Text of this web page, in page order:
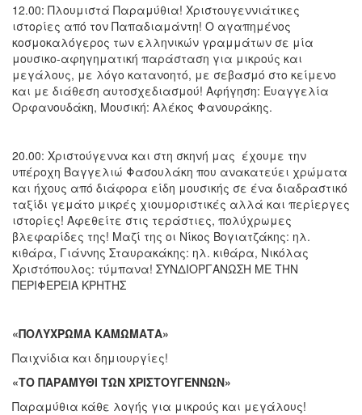
12.00: Πλουμιστά Παραμύθια! Χριστουγεννιάτικες
ιστορίες από τον Παπαδιαμάντη! Ο αγαπημένος
κοσμοκαλόγερος των ελληνικών γραμμάτων σε μία
μουσικο-αφηγηματική παράσταση για μικρούς και
μεγάλους, με λόγο κατανοητό, με σεβασμό στο κείμενο
και με διάθεση αυτοσχεδιασμού! Αφήγηση: Ευαγγελία
Ορφανουδάκη, Μουσική: Αλέκος Φανουράκης.
20.00: Χριστούγεννα και στη σκηνή μας έχουμε την
υπέροχη Βαγγελιώ Φασουλάκη που ανακατεύει χρώματα
και ήχους από διάφορα είδη μουσικής σε ένα διαδραστικό
ταξίδι γεμάτο μικρές χιουμοριστικές αλλά και περίεργες
ιστορίες! Αφεθείτε στις τεράστιες, πολύχρωμες
βλεφαρίδες της! Μαζί της οι Νίκος Βογιατζάκης: ηλ.
κιθάρα, Γιάννης Σταυρακάκης: ηλ. κιθάρα, Νικόλας
Χριστόπουλος: τύμπανα! ΣΥΝΔΙΟΡΓΑΝΩΣΗ ΜΕ ΤΗΝ
ΠΕΡΙΦΕΡΕΙΑ ΚΡΗΤΗΣ
«ΠΟΛΥΧΡΩΜΑ ΚΑΜΩΜΑΤΑ»
Παιχνίδια και δημιουργίες!
«ΤΟ ΠΑΡΑΜΥΘΙ ΤΩΝ ΧΡΙΣΤΟΥΓΕΝΝΩΝ»
Παραμύθια κάθε λογής για μικρούς και μεγάλους!